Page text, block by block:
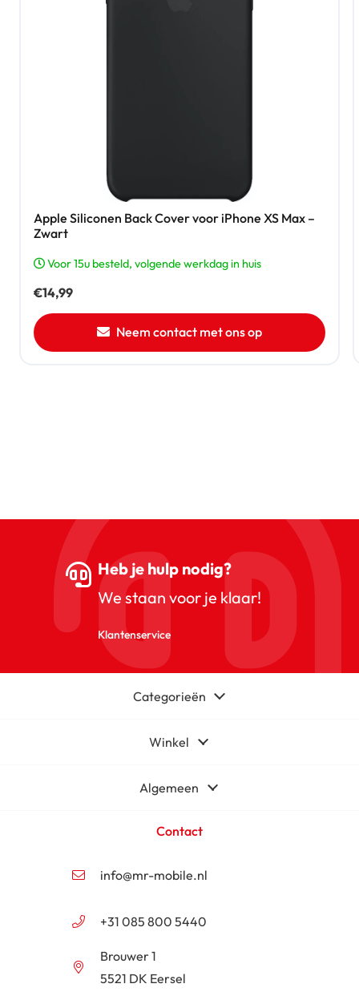
Apple Siliconen Back Cover voor iPhone XS Max –
Zwart
Voor 15u besteld, volgende werkdag in huis
€14,99
Neem contact met ons op
Heb je hulp nodig?
We staan voor je klaar!
Klantenservice
Categorieën
Winkel
Algemeen
Contact
info@mr-mobile.nl
+31 085 800 5440
Brouwer 1
5521 DK Eersel